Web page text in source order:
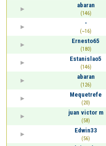
abaran
(146)
-
(~16)
Ernesto65
(180)
Estanislao5
(146)
abaran
(126)
Mequetrefe
(20)
juan victor m
(58)
Edwin33
(56)